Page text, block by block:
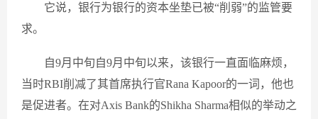
它说，银行为银行的资本坐垫已被“削弱”的监管要
求。
自9月中旬自9月中旬以来，该银行一直面临麻烦，
当时RBI削减了其首席执行官Rana Kapoor的一词，他也
是促进者。在对Axis Bank的Shikha Sharma相似的举动之